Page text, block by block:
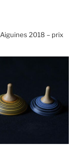
2018 – prix